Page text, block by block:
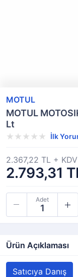
MOTUL
MOTUL
Lt
İlk
2.793,31
2.367,22 TL + KDV
Adet
Ürün Açıklaması
Satıcıya Danış